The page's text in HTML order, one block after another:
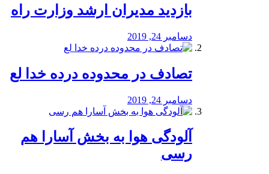
بازدید مدیران ارشد وزارت راه
دسامبر 24, 2019
تصادف در محدوده درده خدا لع
دسامبر 24, 2019
آلودگی هوا به بخش آسارا هم
رسی